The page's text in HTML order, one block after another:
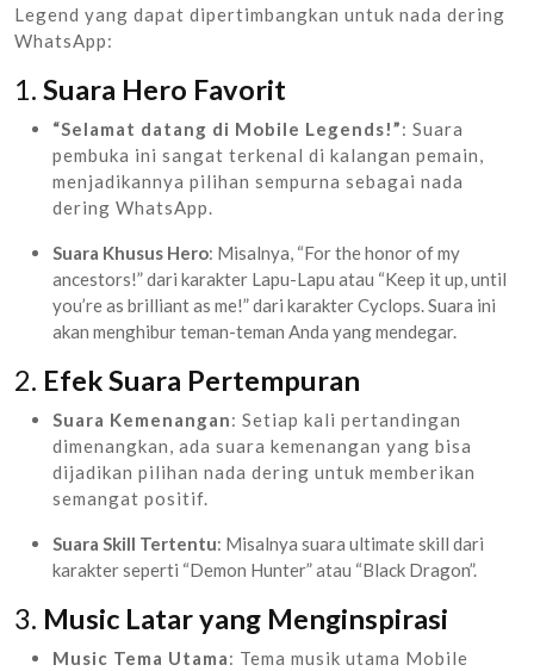
Legend yang dapat dipertimbangkan untuk nada dering
WhatsApp:
1. Suara Hero Favorit
“Selamat datang di Mobile Legends!”: Suara
pembuka ini sangat terkenal di kalangan pemain,
menjadikannya pilihan sempurna sebagai nada
dering WhatsApp.
Suara Khusus Hero: Misalnya, “For the honor of my
ancestors!” dari karakter Lapu-Lapu atau “Keep it up, until
you’re as brilliant as me!” dari karakter Cyclops. Suara ini
akan menghibur teman-teman Anda yang mendegar.
2. Efek Suara Pertempuran
Suara Kemenangan: Setiap kali pertandingan
dimenangkan, ada suara kemenangan yang bisa
dijadikan pilihan nada dering untuk memberikan
semangat positif.
Suara Skill Tertentu: Misalnya suara ultimate skill dari
karakter seperti “Demon Hunter” atau “Black Dragon”.
3. Music Latar yang Menginspirasi
Music Tema Utama: Tema musik utama Mobile